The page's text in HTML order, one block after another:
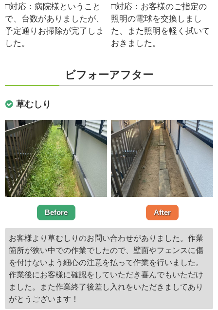
□対応：病院様ということ
で、台数がありましたが、
予定通りお掃除が完了しま
した。
□対応：お客様のご指定の
照明の電球を交換しまし
た、また照明を軽く拭いて
おきました。
ビフォーアフター
草むしり
Before After
お客様より草むしりのお問い合わせがありました。作業
箇所が狭い中での作業でしたので、壁面やフェンスに傷
を付けないよう細心の注意を払って作業を行いました。
作業後にお客様に確認をしていただき喜んでもいただけ
ました。また作業終了後差し入れをいただきましてあり
がとうございます！